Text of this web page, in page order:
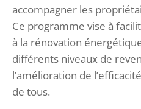
accompagner les
Ce programme vise à
à la rénovation
différents niveaux de
l’amélioration de
de tous.